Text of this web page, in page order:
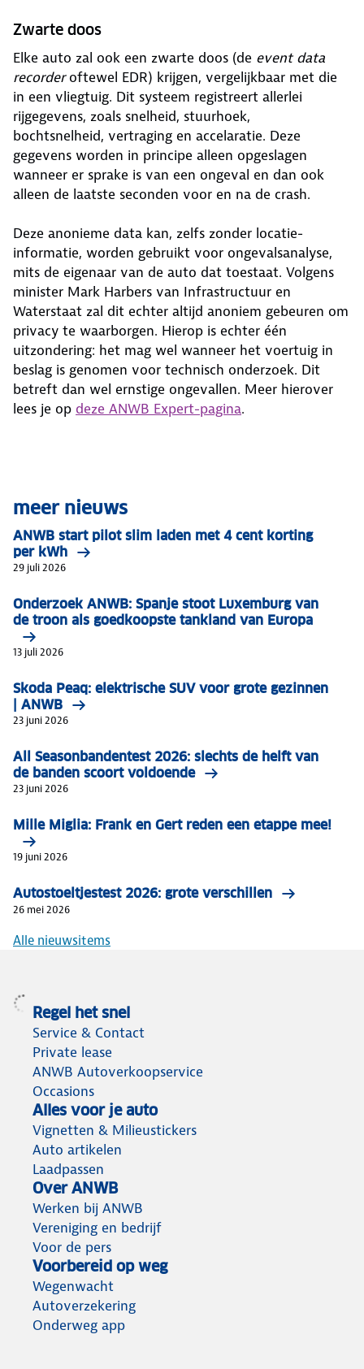
Zwarte doos
Elke auto zal ook een zwarte doos (de event data
recorderoftewel EDR) krijgen, vergelijkbaar met die
in een vliegtuig. Dit systeem registreert allerlei
rijgegevens, zoals snelheid, stuurhoek,
bochtsnelheid, vertraging en accelaratie. Deze
gegevens worden in principe alleen opgeslagen
wanneer er sprake is van een ongeval en dan ook
alleen de laatste seconden voor en na de crash.
Deze anonieme data kan, zelfs zonder locatie-
informatie, worden gebruikt voor ongevalsanalyse,
mits de eigenaar van de auto dat toestaat. Volgens
minister Mark Harbers van Infrastructuur en
Waterstaat zal dit echter altijd anoniem gebeuren om
privacy te waarborgen. Hierop is echter één
uitzondering: het mag wel wanneer het voertuig in
beslag is genomen voor technisch onderzoek. Dit
betreft dan wel ernstige ongevallen. Meer hierover
lees je op deze ANWB Expert-pagina.
meer nieuws
ANWB start pilot slim laden met 4 cent korting
per kWh
29 juli 2026
Onderzoek ANWB: Spanje stoot Luxemburg van
de troon als goedkoopste tankland van Europa
13 juli 2026
Skoda Peaq: elektrische SUV voor grote gezinnen
| ANWB
23 juni 2026
All Seasonbandentest 2026: slechts de helft van
de banden scoort voldoende
23 juni 2026
Mille Miglia: Frank en Gert reden een etappe mee!
19 juni 2026
Autostoeltjestest 2026: grote verschillen
26 mei 2026
Alle nieuwsitems
Regel het snel
Service & Contact
Private lease
ANWB Autoverkoopservice
Occasions
Alles voor je auto
Vignetten & Milieustickers
Auto artikelen
Laadpassen
Over ANWB
Werken bij ANWB
Vereniging en bedrijf
Voor de pers
Voorbereid op weg
Wegenwacht
Autoverzekering
Onderweg app